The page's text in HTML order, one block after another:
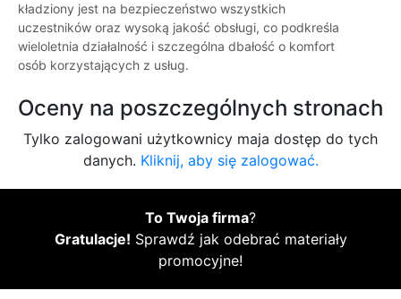
kładziony jest na bezpieczeństwo wszystkich
uczestników oraz wysoką jakość obsługi, co podkreśla
wieloletnia działalność i szczególna dbałość o komfort
osób korzystających z usług.
Oceny na poszczególnych stronach
Tylko zalogowani użytkownicy maja dostęp do tych
danych. Kliknij, aby się zalogować.
To Twoja firma?
Gratulacje! Sprawdź jak odebrać materiały
promocyjne!